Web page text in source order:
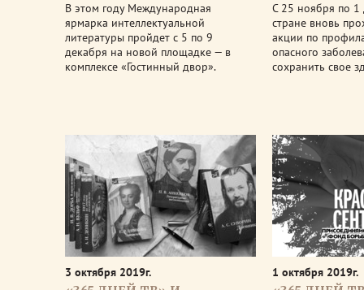
В этом году Международная
ярмарка интеллектуальной
литературы пройдет с 5 по 9
декабря на новой площадке — в
комплексе «Гостинный двор».
С 25 ноября по 1
стране вновь
акции по
опасного
сохранить свое
3 октября 2019г. 1 октября 2019г.